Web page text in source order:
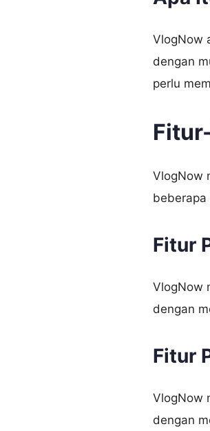
VlogNow
dengan
perlu
VlogNow
beberapa
Fitur
VlogNow
dengan
Fitur
VlogNow
dengan